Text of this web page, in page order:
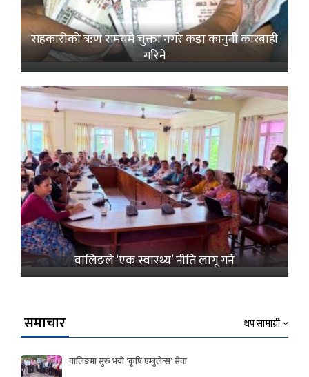
सहकारीको ऋण समयमै चुक्ता नगरे कडा कानुनी कारबाही
गरिने
वालिङले ‘एक स्वास्थ्य’ नीति लागू गर्ने
समाचार थप सामाग्री
वालिङमा सुरु भयो ‘कृषि एम्बुलेन्स’ सेवा